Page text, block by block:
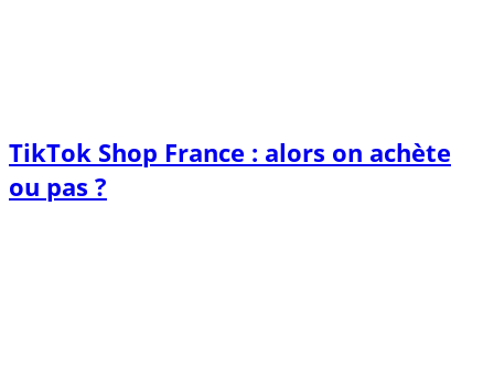
TikTok Shop France : alors on achète
ou pas ?